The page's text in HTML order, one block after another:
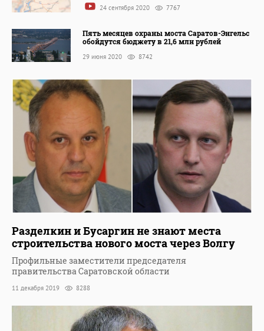
24 сентября 2020 7767
Пять месяцев охраны моста Саратов-Энгельс
обойдутся бюджету в 21,6 млн рублей
29 июня 2020 8742
Разделкин и Бусаргин не знают места
строительства нового моста через Волгу
Профильные заместители председателя
правительства Саратовской области
11 декабря 2019 8288